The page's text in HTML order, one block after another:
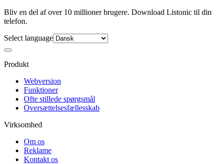
Bliv en del af over 10 millioner brugere. Download Listonic til din
telefon.
Select language
Produkt
Webversion
Funktioner
Ofte stillede spørgsmål
Oversættelsesfællesskab
Virksomhed
Om os
Reklame
Kontakt os